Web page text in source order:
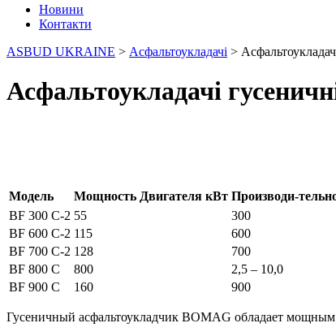
Новини
Контакти
ASBUD UKRAINE > Асфальтоукладачі >
Асфальтоукладачі
Модель Мощность Двигателя кВт Производи-
BF 300 C-2 55 300
BF 600 C-2 115 600
BF 700 C-2 128 700
BF 800 C
800 2,5 – 10,0
BF 900 C
160 900
Гусеничный асфальтоукладчик BOMAG обладает мощным